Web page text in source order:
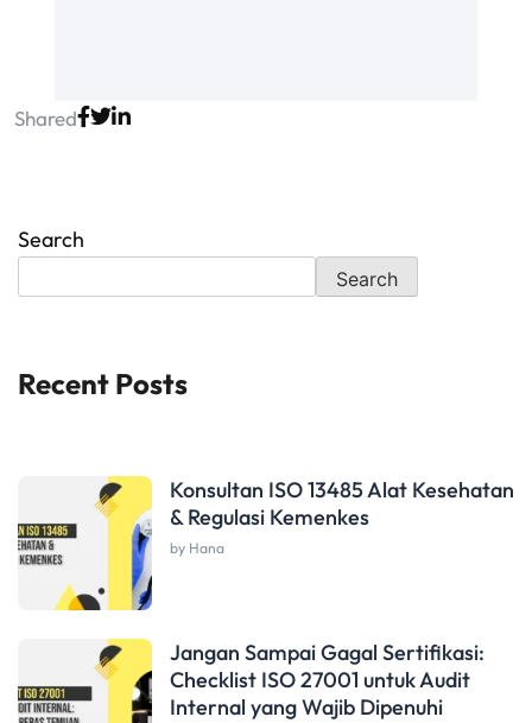
Shared
Search
Search
Recent Posts
Konsultan ISO 13485 Alat Kesehatan
& Regulasi Kemenkes
by Hana
Jangan Sampai Gagal Sertifikasi:
Checklist ISO 27001 untuk Audit
Internal yang Wajib Dipenuhi